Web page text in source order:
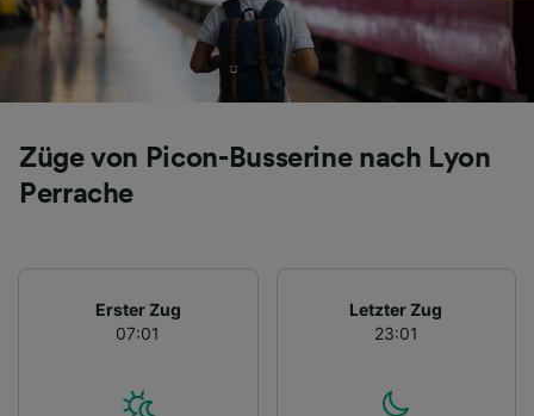
Züge von Picon-Busserine nach Lyon
Perrache
Erster Zug
07:01
Letzter Zug
23:01